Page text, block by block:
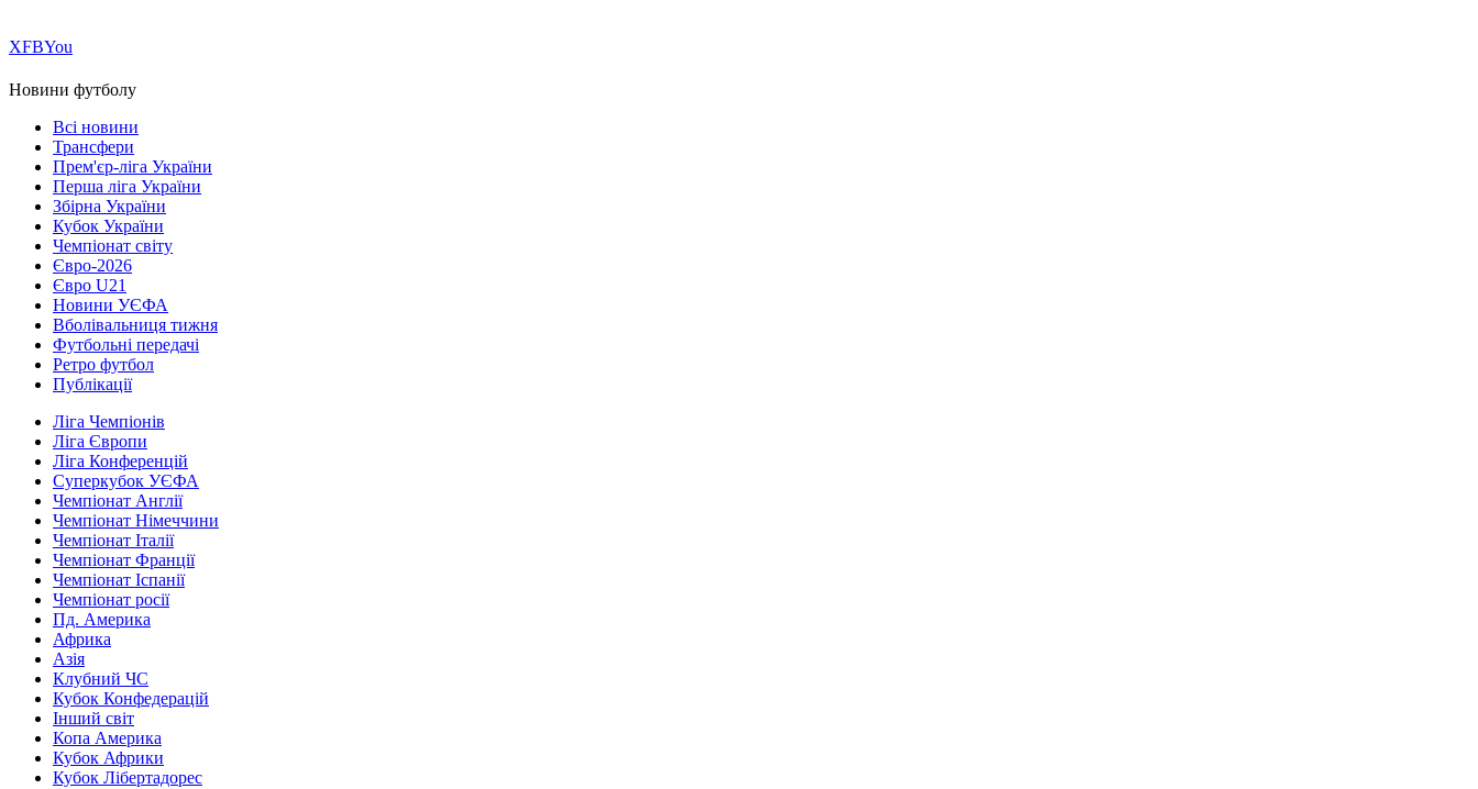
ХFBYou
Новини футболу
Всі новини
Трансфери
Прем'єр-ліга України
Перша ліга України
Збірна України
Кубок України
Чемпіонат світу
Євро-2026
Євро U21
Новини УЄФА
Вболівальниця тижня
Футбольні передачі
Ретро футбол
Публікації
Ліга Чемпіонів
Ліга Європи
Ліга Конференцій
Суперкубок УЄФА
Чемпіонат Англії
Чемпіонат Німеччини
Чемпіонат Італії
Чемпіонат Франції
Чемпіонат Іспанії
Чемпіонат росії
Пд. Америка
Африка
Азія
Клубний ЧС
Кубок Конфедерацій
Інший світ
Копа Америка
Кубок Африки
Кубок Лібертадорес